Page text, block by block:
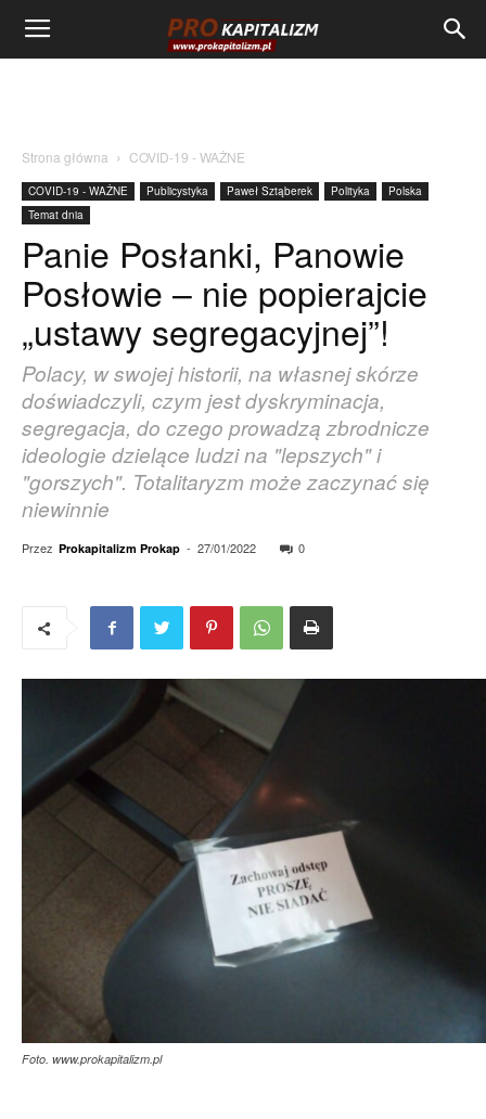
Strona główna COVID-19 - WAŻNE
COVID-19 - WAŻNE Publicystyka Paweł Sztąberek Polityka
Polska
Temat dnia
Panie Posłanki, Panowie
Posłowie – nie popierajcie
„ustawy segregacyjnej”!
Polacy, w swojej historii, na własnej skórze
doświadczyli, czym jest dyskryminacja,
segregacja, do czego prowadzą zbrodnicze
ideologie dzielące ludzi na "lepszych" i
"gorszych". Totalitaryzm może zaczynać się
niewinnie
Przez Prokapitalizm Prokap - 27/01/2022 0
Foto. www.prokapitalizm.pl